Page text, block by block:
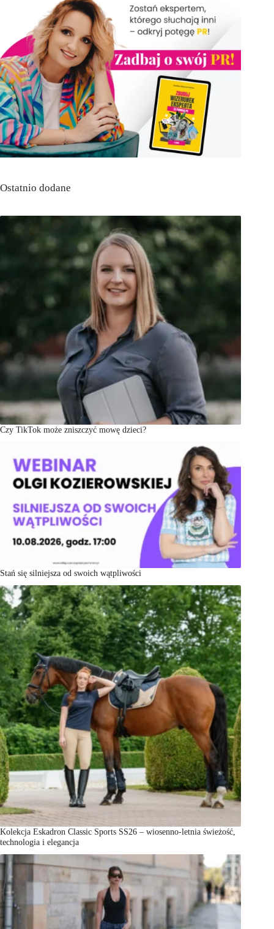
Ostatnio dodane
Czy TikTok może zniszczyć mowę dzieci?
Stań się silniejsza od swoich wątpliwości
Kolekcja Eskadron Classic Sports SS26 – wiosenno-letnia świeżość,
technologia i elegancja